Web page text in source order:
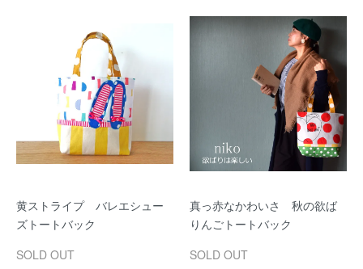
黄ストライプ バレエシュー
ズトートバック
SOLD OUT
真っ赤なかわいさ 秋の欲ば
りんごトートバック
SOLD OUT